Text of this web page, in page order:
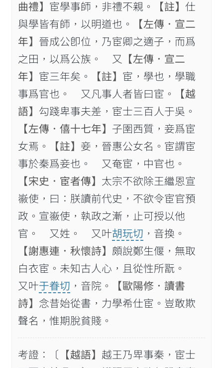
曲禮】 宦學事師，非禮不親。 【註】 仕
與學皆有師，以明道也。
【左傳．宣二
年】 晉成公卽位，乃宦卿之適子，而爲
之田，以爲公族。 又
【左傳．宣二
年】 宦三年矣。 【註】 宦，學也，學職
事爲官也。 又凡事人者皆曰宦。
【越
語】 勾踐卑事夫差，宦士三百人于吳。
【左傳．僖十七年】 子圉西質，妾爲宦
女焉。
【註】 妾，晉惠公女名。宦謂宦
事於秦爲妾也。 又奄宦，中官也。
【宋史．宦者傳】 太宗不欲除王繼恩宣
𡽪使，曰：朕讀前代史，不欲令宦官預
政。宣𡽪使，執政之漸，止可授以他
官。 又姓。 又叶胡玩切 ，音換。
【謝惠連．秋懷詩】 頗說鄭生偃，無取
白衣宦。未知古人心，且從性所翫。
又叶于眷切 ，音院。
【歐陽修．讀書
詩】 念昔始從書，力學希仕宦。豈敢欺
聲名，惟期脫貧賤。
考證：〔 【越語】 越王乃𤰞事秦，宦士